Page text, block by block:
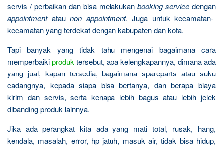
servis / perbaikan dan bisa melakukan booking service dengan
appointmentataunon appointment. Juga untuk kecamatan-
kecamatan yang terdekat dengan kabupaten dan kota.
Tapi banyak yang tidak tahu mengenai bagaimana cara
memperbaikiproduk tersebut, apa kelengkapannya, dimana ada
yang jual, kapan tersedia, bagaimana spareparts atau suku
cadangnya, kepada siapa bisa bertanya, dan berapa biaya
kirim dan servis, serta kenapa lebih bagus atau lebih jelek
dibanding produk lainnya.
Jika ada perangkat kita ada yang mati total, rusak, hang,
kendala, masalah, error, hp jatuh, masuk air, tidak bisa hidup,